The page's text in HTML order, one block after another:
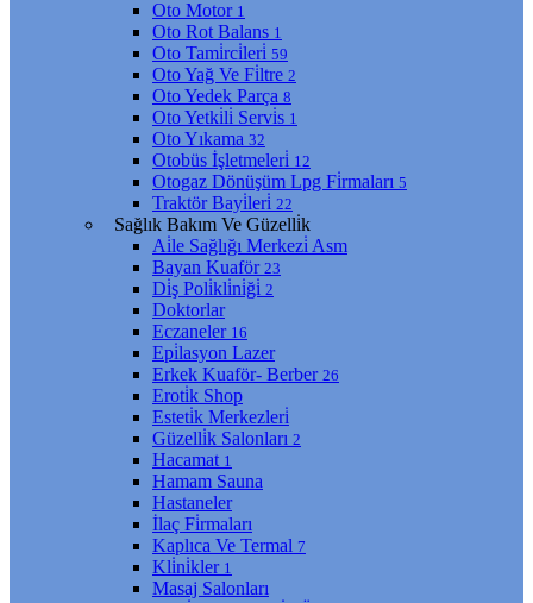
Oto Motor 1
Oto Rot Balans 1
Oto Tami̇rci̇leri̇ 59
Oto Yağ Ve Fi̇ltre 2
Oto Yedek Parça 8
Oto Yetki̇li̇ Servi̇s 1
Oto Yıkama 32
Otobüs İşletmeleri̇ 12
Otogaz Dönüşüm Lpg Fi̇rmaları 5
Traktör Bayi̇leri̇ 22
Sağlık Bakım Ve Güzelli̇k
Ai̇le Sağlığı Merkezi̇ Asm
Bayan Kuaför 23
Di̇ş Poli̇kli̇ni̇ği̇ 2
Doktorlar
Eczaneler 16
Epi̇lasyon Lazer
Erkek Kuaför- Berber 26
Eroti̇k Shop
Esteti̇k Merkezleri̇
Güzelli̇k Salonları 2
Hacamat 1
Hamam Sauna
Hastaneler
İlaç Fi̇rmaları
Kaplıca Ve Termal 7
Kli̇ni̇kler 1
Masaj Salonları